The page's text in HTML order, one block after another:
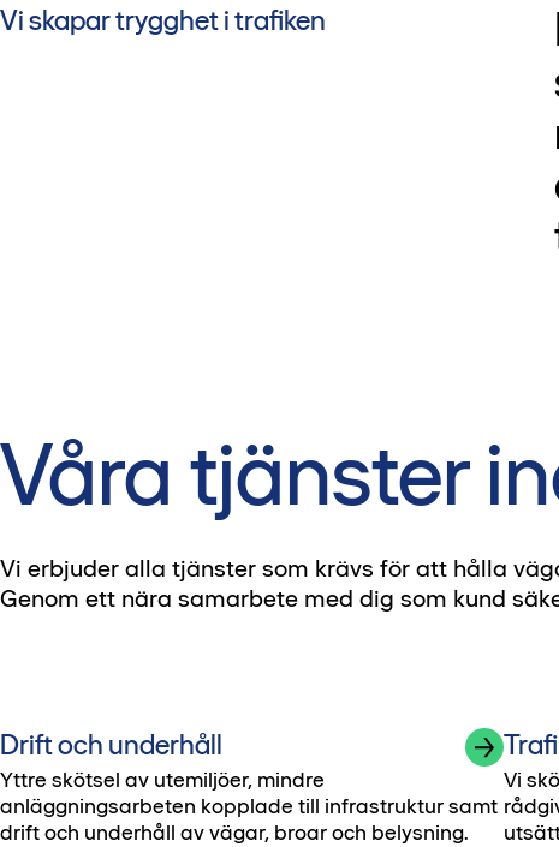
Vi skapar trygghet i trafiken
Våra tjänster
Vi erbjuder alla tjänster som krävs för att hålla
Genom ett nära samarbete med dig som kund
Drift och underhåll
Yttre skötsel av utemiljöer, mindre
anläggningsarbeten kopplade till infrastruktur samt
drift och underhåll av vägar, broar och belysning.
Vi